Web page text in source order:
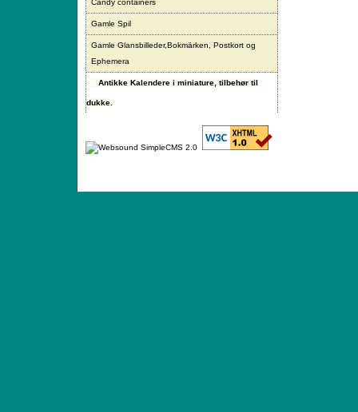
Candy containers
Gamle Spil
Gamle Glansbilleder,Bokmärken, Postkort og
Ephemera
Antikke Kalendere i miniature, tilbehør til
dukke.